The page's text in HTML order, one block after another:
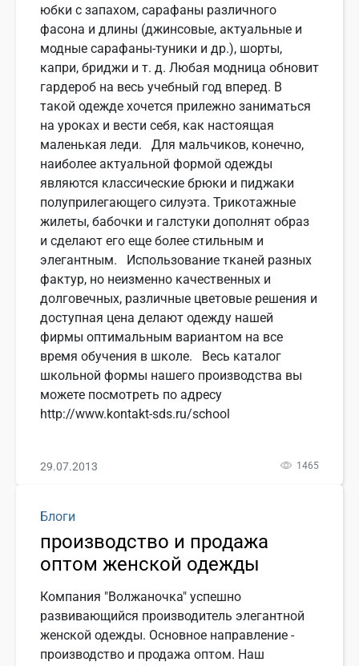
юбки с запахом, сарафаны различного
фасона и длины (джинсовые, актуальные и
модные сарафаны-туники и др.), шорты,
капри, бриджи и т. д. Любая модница обновит
гардероб на весь учебный год вперед. В
такой одежде хочется прилежно заниматься
на уроках и вести себя, как настоящая
маленькая леди. Для мальчиков, конечно,
наиболее актуальной формой одежды
являются классические брюки и пиджаки
полуприлегающего силуэта. Трикотажные
жилеты, бабочки и галстуки дополнят образ
и сделают его еще более стильным и
элегантным. Использование тканей разных
фактур, но неизменно качественных и
долговечных, различные цветовые решения и
доступная цена делают одежду нашей
фирмы оптимальным вариантом на все
время обучения в школе. Весь каталог
школьной формы нашего производства вы
можете посмотреть по адресу
http://www.kontakt-sds.ru/school
29.07.2013 1465
Блоги
производство и продажа
оптом женской одежды
Компания "Волжаночка" успешно
развивающийся производитель элегантной
женской одежды. Основное направление -
производство и продажа оптом. Наш